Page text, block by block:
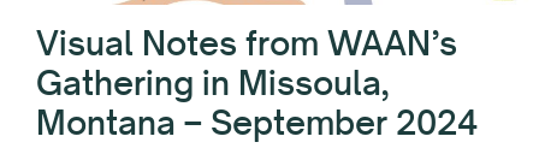
Visual Notes from WAAN’s
Gathering in Missoula,
Montana – September 2024